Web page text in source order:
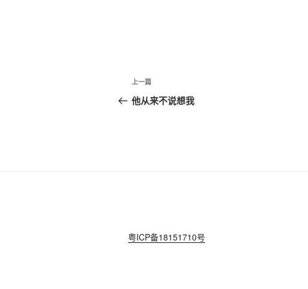
文
章
上
一
上一篇
他从来不说想我
粤ICP备18151710号